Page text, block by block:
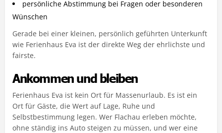
persönliche Abstimmung bei Fragen oder besonderen
Wünschen
Gerade bei einer kleinen, persönlich geführten Unterkunft
wie Ferienhaus Eva ist der direkte Weg der ehrlichste und
fairste.
Ankommen und bleiben
Ferienhaus Eva ist kein Ort für Massenurlaub. Es ist ein
Ort für Gäste, die Wert auf Lage, Ruhe und
Selbstbestimmung legen. Wer Flachau erleben möchte,
ohne ständig ins Auto steigen zu müssen, und wer eine